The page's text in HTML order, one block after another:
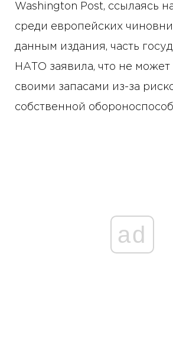
Washington Post, ссылаясь
среди европейских
данным издания, часть
НАТО заявила, что не может
своими запасами из-за
собственной
ad